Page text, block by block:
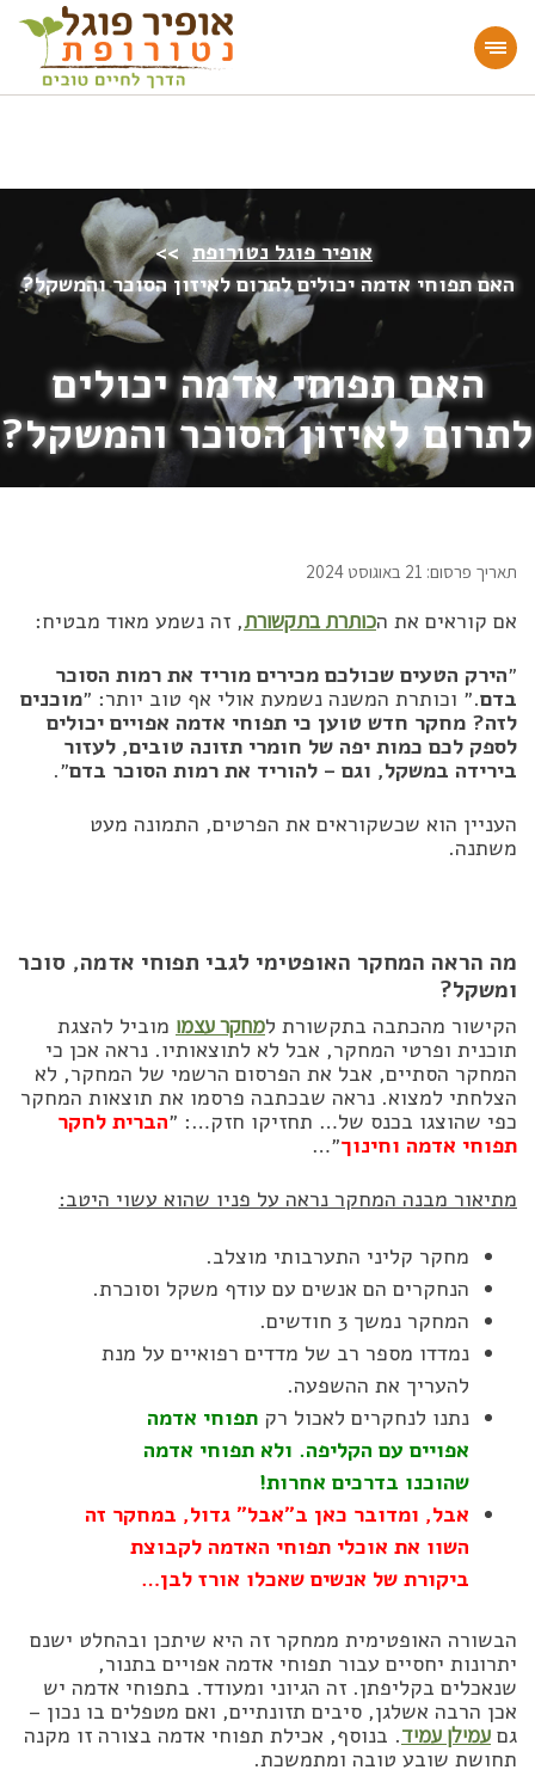
מעוניינים להעמיק או להתחיל דרך חיים בריאה?
הצטרפו לאתר!
אופיר פוגל נטורופת >>
האם תפוחי אדמה יכולים לתרום לאיזון הסוכר והמשקל?
האם תפוחי אדמה יכולים
לתרום לאיזון הסוכר והמשקל?
תאריך פרסום: 21 באוגוסט 2024
אם קוראים את הכותרת בתקשורת, זה נשמע מאוד מבטיח:
״הירק הטעים שכולכם מכירים מוריד את רמות הסוכר
בדם.״ וכותרת המשנה נשמעת אולי אף טוב יותר: ״מוכנים
לזה? מחקר חדש טוען כי תפוחי אדמה אפויים יכולים
לספק לכם כמות יפה של חומרי תזונה טובים, לעזור
בירידה במשקל, וגם – להוריד את רמות הסוכר בדם״.
העניין הוא שכשקוראים את הפרטים, התמונה מעט
משתנה.
מה הראה המחקר האופטימי לגבי תפוחי אדמה, סוכר
ומשקל?
הקישור מהכתבה בתקשורת למחקר עצמו מוביל להצגת
תוכנית ופרטי המחקר, אבל לא לתוצאותיו. נראה אכן כי
המחקר הסתיים, אבל את הפרסום הרשמי של המחקר, לא
הצלחתי למצוא. נראה שבכתבה פרסמו את תוצאות המחקר
כפי שהוצגו בכנס של… תחזיקו חזק…: ״הברית לחקר
תפוחי אדמה וחינוך״…
מתיאור מבנה המחקר נראה על פניו שהוא עשוי היטב:
מחקר קליני התערבותי מוצלב.
הנחקרים הם אנשים עם עודף משקל וסוכרת.
המחקר נמשך 3 חודשים.
נמדדו מספר רב של מדדים רפואיים על מנת
להעריך את ההשפעה.
נתנו לנחקרים לאכול רק תפוחי אדמה
אפויים עם הקליפה. ולא תפוחי אדמה
שהוכנו בדרכים אחרות!
אבל, ומדובר כאן ב״אבל״ גדול, במחקר זה
השוו את אוכלי תפוחי האדמה לקבוצת
ביקורת של אנשים שאכלו אורז לבן…
הבשורה האופטימית ממחקר זה היא שיתכן ובהחלט ישנם
יתרונות יחסיים עבור תפוחי אדמה אפויים בתנור,
שנאכלים בקליפתן. זה הגיוני ומעודד. בתפוחי אדמה יש
אכן הרבה אשלגן, סיבים תזונתיים, ואם מטפלים בו נכון –
גם עמילן עמיד. בנוסף, אכילת תפוחי אדמה בצורה זו מקנה
תחושת שובע טובה ומתמשכת.